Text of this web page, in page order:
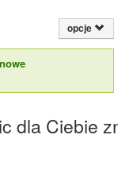
opcje
dla Ciebie